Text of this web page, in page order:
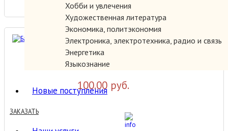
Хобби и увлечения
Художественная литература
Экономика, политэкономия
Электроника, электротехника, радио и связь
Энергетика
Языкознание
Новые поступления
Батальоны тьмы.
100.00 руб.
ЗАКАЗАТЬ